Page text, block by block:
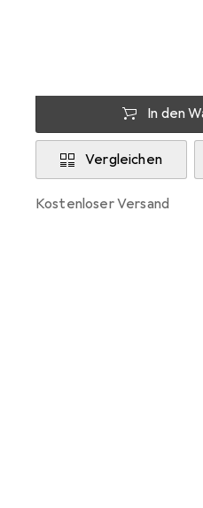
In den
Vergleichen
kostenloser Versand